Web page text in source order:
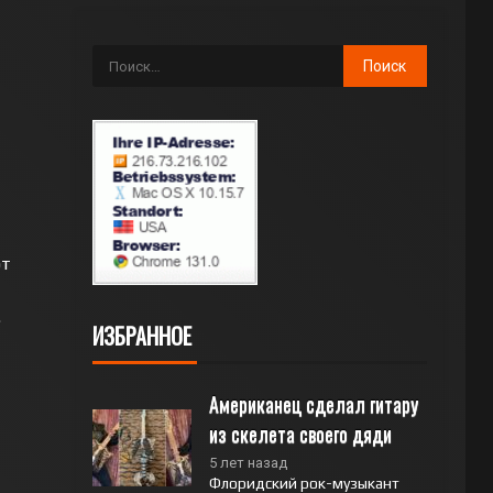
ИЗБРАННОЕ
Американец сделал гитару
из скелета своего дяди
5 лет назад
Флоридский рок-музыкант